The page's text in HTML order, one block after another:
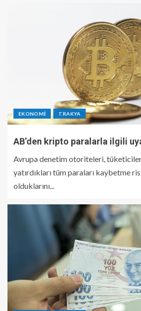
EKONOMI TRAKYA
AB’den kripto paralarla ilgili
Avrupa denetim otoriteleri,
yatırdıkları tüm paraları kaybetme
olduklarını...